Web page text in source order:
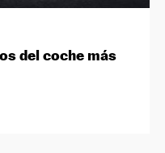
del coche más